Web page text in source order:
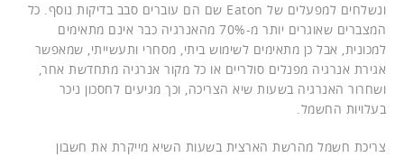
ונשלחים למפעלים של Eaton שם הם עוברים סבב בדיקות נוסף. כל
המצברים שאוגרים יותר מ-70% מהאנרגיה כבר אינם מתאימים
למכונית, אבל כן מתאימים לשימוש ביתי, מסחרי ותעשייתי, שמאפשר
אגירת אנרגיה מפנלים סולריים או כל מקור אנרגיה מתחדשת אחר,
ושחרור האנרגיה בשעות שיא הצריכה, וכך מגיעים לחסכון ניכר
בעלויות החשמל.
צריכת חשמל מהרשת הארצית בשעות השיא מייקרת את חשבון